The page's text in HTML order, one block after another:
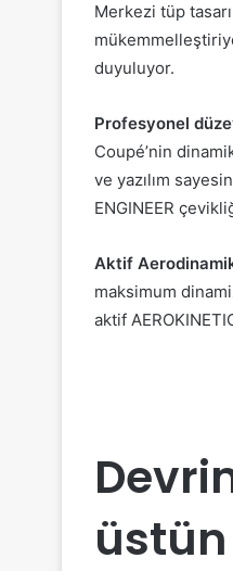
Merkezi tüp
duyuluyor.
Profesyonel
Coupé’nin
ve yazılım
ENGINEER
Aktif
maksimum
aktif
üstün